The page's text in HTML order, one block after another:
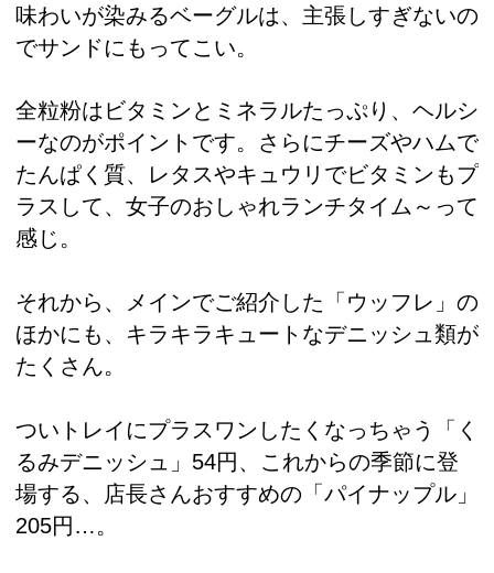
味わいが染みるベーグルは、主張しすぎないの
でサンドにもってこい。
全粒粉はビタミンとミネラルたっぷり、ヘルシ
ーなのがポイントです。さらにチーズやハムで
たんぱく質、レタスやキュウリでビタミンもプ
ラスして、女子のおしゃれランチタイム～って
感じ。
それから、メインでご紹介した「ウッフレ」の
ほかにも、キラキラキュートなデニッシュ類が
たくさん。
ついトレイにプラスワンしたくなっちゃう「く
るみデニッシュ」54円、これからの季節に登
場する、店長さんおすすめの「パイナップル」
205円…。